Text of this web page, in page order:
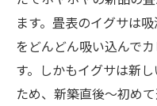
ます。畳表のイグサは
をどんどん吸い込んで
す。しかもイグサは新
ため、新築直後～初め